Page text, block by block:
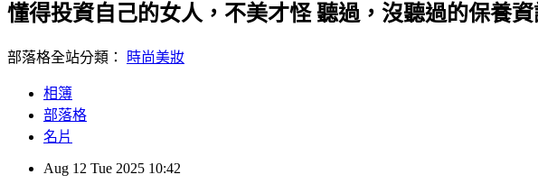
懂得投資自己的女人，不美才怪 聽過，沒聽過的保養
部落格全站分類： 時尚美妝
相簿
部落格
名片
Aug 12 Tue 2025 10:42